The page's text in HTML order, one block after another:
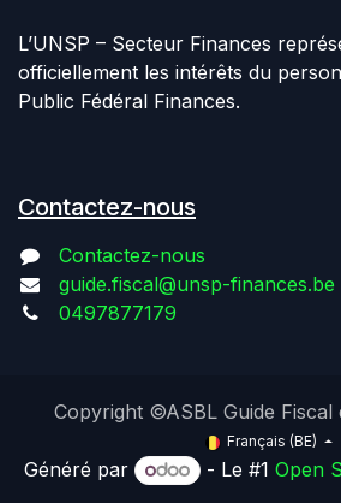
L’UNSP – Secteur Finances
officiellement les intérêts du
Public Fédéral Finances.
Contactez-nous
Contactez-nous
guide.fiscal@unsp-finances.be
0497877179
Copyright ©ASBL Guide Fiscal
Français (BE)
Généré par - Le #1 Open